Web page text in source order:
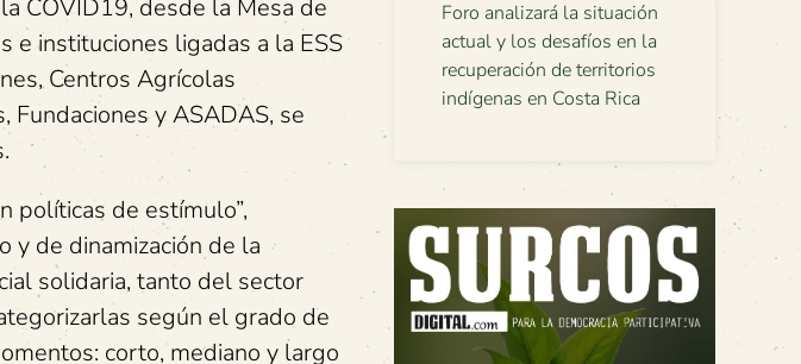
COVID19, desde la Mesa de
e instituciones ligadas a la ESS
Centros Agrícolas
Fundaciones y ASADAS, se
políticas de estímulo”,
y de dinamización de la
solidaria, tanto del sector
según el grado de
corto, mediano y largo
Foro analizará la situación
actual y los desafíos en la
recuperación de territorios
indígenas en Costa Rica